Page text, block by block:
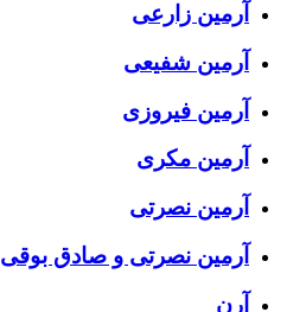
آرمین زارعی
آرمین شفیعی
آرمین فیروزی
آرمین مکری
آرمین نصرتی
آرمین نصرتی و صادق بوقی
آرن